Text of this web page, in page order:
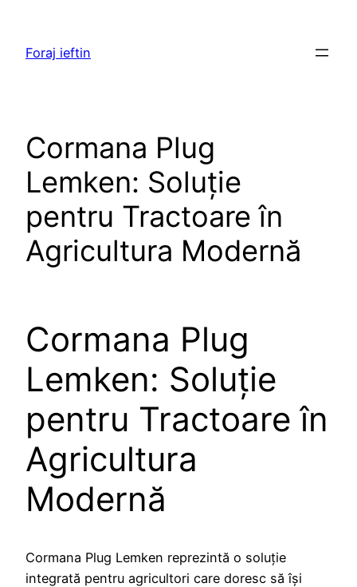
content
Foraj ieftin
Cormana Plug
Lemken: Soluție
pentru Tractoare în
Agricultura Modernă
Cormana Plug
Lemken: Soluție
pentru Tractoare în
Agricultura
Modernă
Cormana Plug Lemken reprezintă o soluție
integrată pentru agricultori care doresc să își